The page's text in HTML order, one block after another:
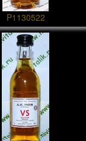
P1130522